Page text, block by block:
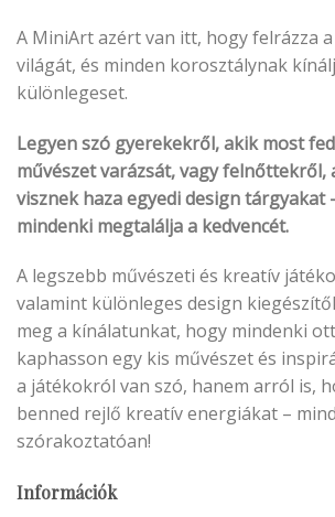
A MiniArt azért van itt, hogy felrázza
világát, és minden korosztálynak
különlegeset.
Legyen szó gyerekekről, akik most
művészet varázsát, vagy felnőttekről,
visznek haza egyedi design tárgyakat
mindenki megtalálja a kedvencét.
A legszebb művészeti és kreatív
valamint különleges design
meg a kínálatunkat, hogy mindenki
kaphasson egy kis művészet és
a játékokról van szó, hanem arról is,
benned rejlő kreatív energiákat –
szórakoztatóan!
Információk